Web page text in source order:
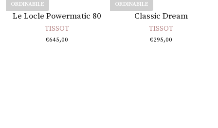
ORDINABILE
Leggi tutto
Le Locle Powermatic 80
TISSOT
€645,00
ORDINABILE
Leggi tutto
Classic Dream
TISSOT
€295,00